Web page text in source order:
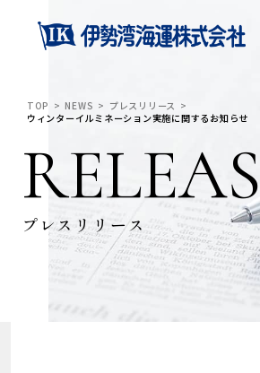
TOP NEWS
プレスリリース
ウィンターイルミネーション実施に関するお知らせ
プレスリリース